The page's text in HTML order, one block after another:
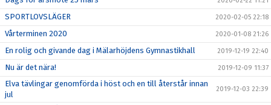
SPORTLOVSLÄGER 2020-02-05 22:18
Vårterminen 2020 2020-01-08 21:26
En rolig och givande dag i Mälarhöjdens Gymnastikhall 2019-12-19 22:40
Nu är det nära! 2019-12-09 11:37
Elva tävlingar genomförda i höst och en till återstår innan
jul
2019-12-03 22:39